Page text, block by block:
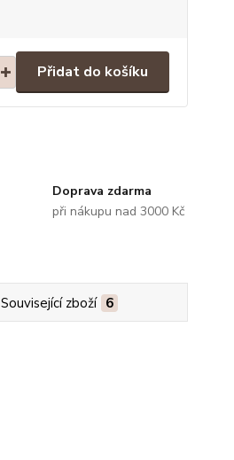
Přidat do košíku
Doprava zdarma
při nákupu nad 3000 Kč
Související zboží 6